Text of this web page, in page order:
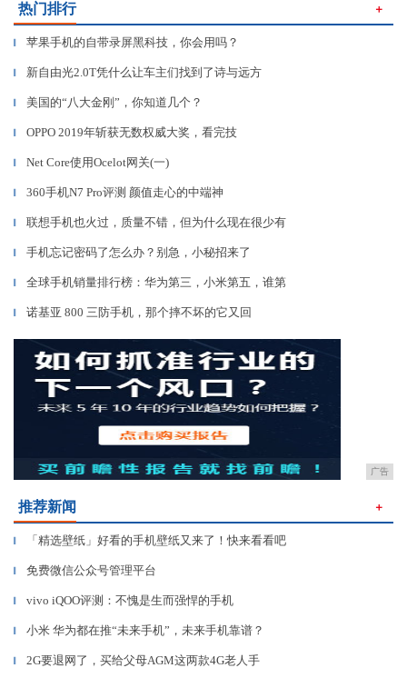
热门排行 ＋
▎ 苹果手机的自带录屏黑科技，你会用吗？
▎ 新自由光2.0T凭什么让车主们找到了诗与远方
▎ 美国的“八大金刚”，你知道几个？
▎ OPPO 2019年斩获无数权威大奖，看完技
▎ Net Core使用Ocelot网关(一)
▎ 360手机N7 Pro评测 颜值走心的中端神
▎ 联想手机也火过，质量不错，但为什么现在很少有
▎ 手机忘记密码了怎么办？别急，小秘招来了
▎ 全球手机销量排行榜：华为第三，小米第五，谁第
▎ 诺基亚 800 三防手机，那个摔不坏的它又回
广告
推荐新闻 ＋
▎ 「精选壁纸」好看的手机壁纸又来了！快来看看吧
▎ 免费微信公众号管理平台
▎ vivo iQOO评测：不愧是生而强悍的手机
▎ 小米 华为都在推“未来手机”，未来手机靠谱？
▎ 2G要退网了，买给父母AGM这两款4G老人手